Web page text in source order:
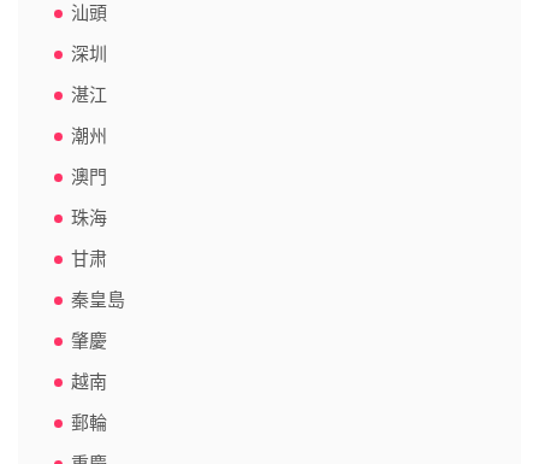
汕頭
深圳
湛江
潮州
澳門
珠海
甘肃
秦皇島
肇慶
越南
郵輪